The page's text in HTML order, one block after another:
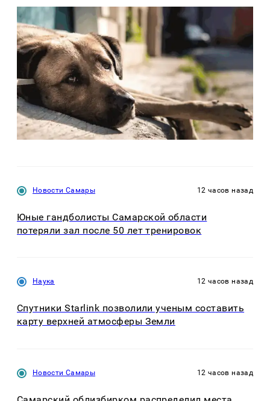
Новости Самары 12 часов назад
Юные гандболисты Самарской области
потеряли зал после 50 лет тренировок
Наука 12 часов назад
Спутники Starlink позволили ученым составить
карту верхней атмосферы Земли
Новости Самары 12 часов назад